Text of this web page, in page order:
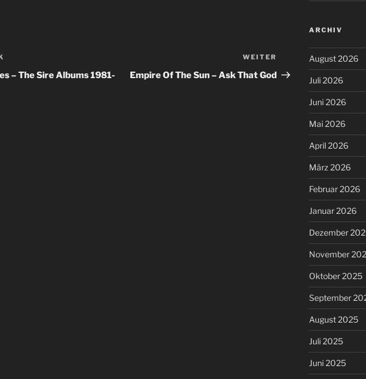
– The Sire Albums 1981-
Nächster
Beitrag
WEITER
Empire Of The Sun – Ask That God
ARCHIV
August 2026
Juli 2026
Juni 2026
Mai 2026
April 2026
März 2026
Februar 2026
Januar 2026
Dezember
November
Oktober 2025
September
August 2025
Juli 2025
Juni 2025